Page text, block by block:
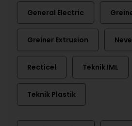
General Electric
Greiner Extrusion
Recticel Teknik IML
Teknik Plastik